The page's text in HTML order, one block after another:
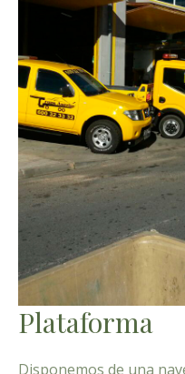
Plataforma
Disponemos de una